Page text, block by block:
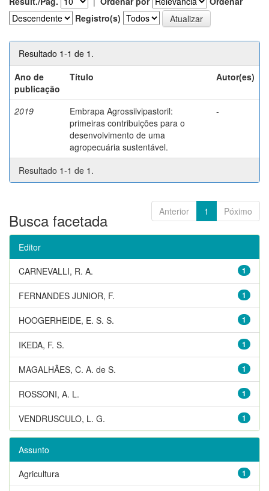
Registro(s)
Resultado 1-1 de 1.
Ano de
publicação
Título Autor(es)
2019
Embrapa Agrossilvipastoril:
primeiras contribuições para o
desenvolvimento de uma
agropecuária sustentável.
-
Resultado 1-1 de 1.
Anterior 1 Póximo
Busca facetada
Editor
1
CARNEVALLI, R. A.
1
FERNANDES JUNIOR, F.
1
HOOGERHEIDE, E. S. S.
1
IKEDA, F. S.
1
MAGALHÃES, C. A. de S.
1
ROSSONI, A. L.
1
VENDRUSCULO, L. G.
Assunto
1
Agricultura